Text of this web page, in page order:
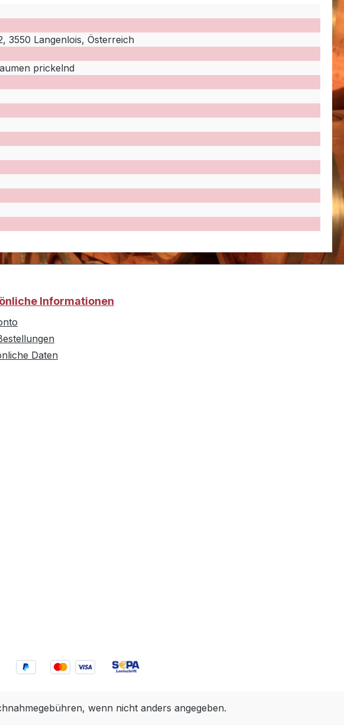
3550 Langenlois, Österreich
prickelnd
Informationen
Daten
wenn nicht anders angegeben.